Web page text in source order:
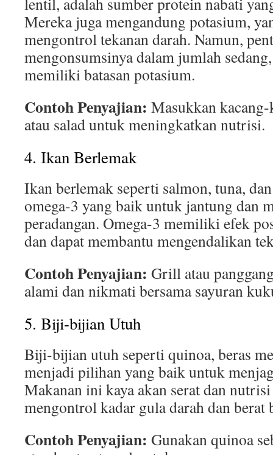
Mereka juga mengandung potasium,
mengontrol tekanan darah. Namun,
mengonsumsinya dalam jumlah
memiliki batasan potasium.
Contoh Penyajian: Masukkan
atau salad untuk meningkatkan nutrisi.
4. Ikan Berlemak
Ikan berlemak seperti salmon, tuna,
omega-3 yang baik untuk jantung dan
peradangan. Omega-3 memiliki efek
dan dapat membantu mengendalikan
Contoh Penyajian: Grill atau
alami dan nikmati bersama sayuran
5. Biji-bijian Utuh
Biji-bijian utuh seperti quinoa, beras
menjadi pilihan yang baik untuk
Makanan ini kaya akan serat dan
mengontrol kadar gula darah dan berat
Contoh Penyajian: Gunakan quinoa